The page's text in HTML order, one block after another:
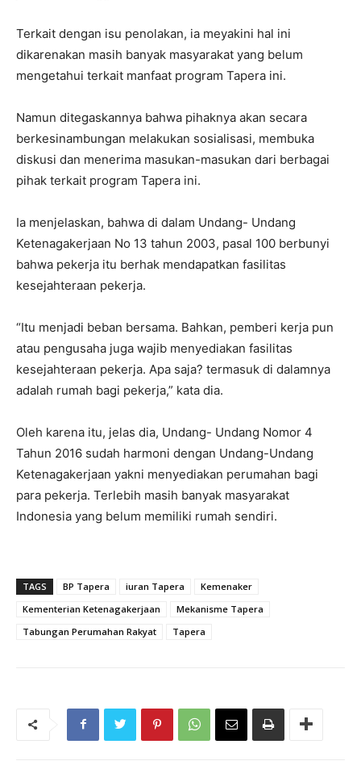
Terkait dengan isu penolakan, ia meyakini hal ini
dikarenakan masih banyak masyarakat yang belum
mengetahui terkait manfaat program Tapera ini.
Namun ditegaskannya bahwa pihaknya akan secara
berkesinambungan melakukan sosialisasi, membuka
diskusi dan menerima masukan-masukan dari berbagai
pihak terkait program Tapera ini.
Ia menjelaskan, bahwa di dalam Undang- Undang
Ketenagakerjaan No 13 tahun 2003, pasal 100 berbunyi
bahwa pekerja itu berhak mendapatkan fasilitas
kesejahteraan pekerja.
“Itu menjadi beban bersama. Bahkan, pemberi kerja pun
atau pengusaha juga wajib menyediakan fasilitas
kesejahteraan pekerja. Apa saja? termasuk di dalamnya
adalah rumah bagi pekerja,” kata dia.
Oleh karena itu, jelas dia, Undang- Undang Nomor 4
Tahun 2016 sudah harmoni dengan Undang-Undang
Ketenagakerjaan yakni menyediakan perumahan bagi
para pekerja. Terlebih masih banyak masyarakat
Indonesia yang belum memiliki rumah sendiri.
TAGS BP Tapera iuran Tapera
Kemenaker
Kementerian Ketenagakerjaan
Mekanisme Tapera
Tabungan Perumahan Rakyat
Tapera